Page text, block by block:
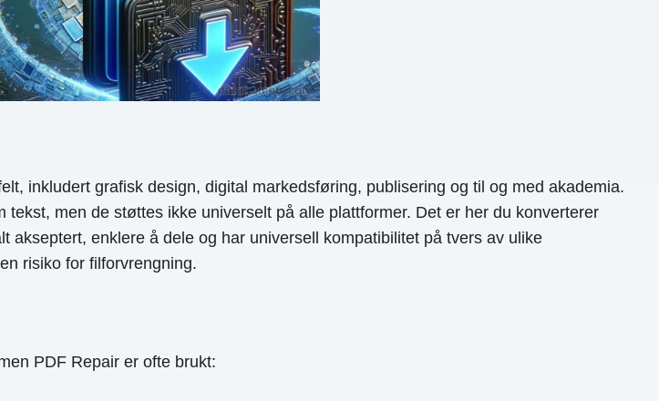
inkludert grafisk design, digital markedsføring, publisering og til og med akademia.
men de støttes ikke universelt på alle plattformer. Det er her du konverterer
enklere å dele og har universell kompatibilitet på tvers av ulike
risiko for filforvrengning.
PDF Repair er ofte brukt: